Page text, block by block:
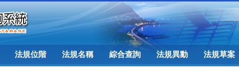
法規位階 法規名稱 綜合查詢 法規異動 法規草案